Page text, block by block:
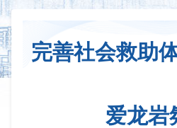
完善社会救助
爱龙岩